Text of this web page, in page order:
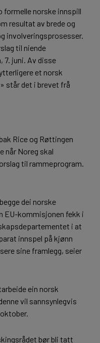
formelle norske innspill
resultat av brede og
involveringsprosesser.
til niende
7. juni. Av disse
et norsk
står det i brevet frå
Rice og Røttingen
når Noreg skal
til rammeprogram.
dei norske
EU-kommisjonen fekk i
i at
innspel på kjønn
sine framlegg, seier
ein norsk
vil sannsynlegvis
bør bli tatt